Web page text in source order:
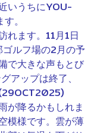
いうちにYOU-
。
れます。11月1日
ルフ場の2月の予
で大きな声もとび
アップは終了、
が降るかもしれま
模様です。雲が薄